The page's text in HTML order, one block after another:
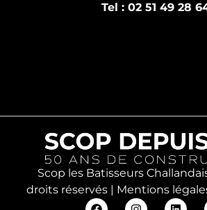
Tel : 02 51 49 28
Scop les Batisseurs
droits réservés | Mentions